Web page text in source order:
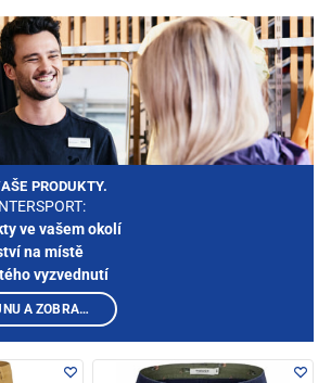
PRODUKTY.
ve vašem okolí
na místě
vyzvednutí
VYBRAT PRODEJNU A ZOBRAZIT PRODUKTY